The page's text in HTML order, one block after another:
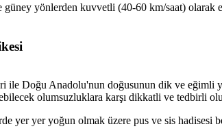
güney yönlerden kuvvetli (40-60 km/saat)
Doğu Anadolu'nun doğusunun dik ve eğimli
olumsuzluklara karşı dikkatli ve tedbirli
yer yer yoğun olmak üzere pus ve sis